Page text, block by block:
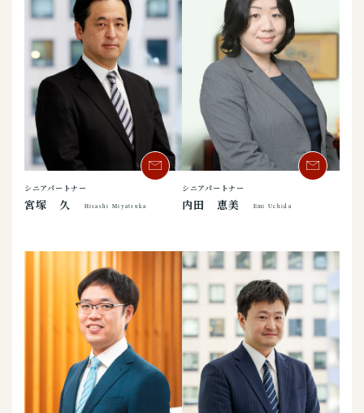
シニアパートナー
宮塚 久 Hisashi Miyatsuka
シニアパートナー
内田 恵美 Emi Uchida